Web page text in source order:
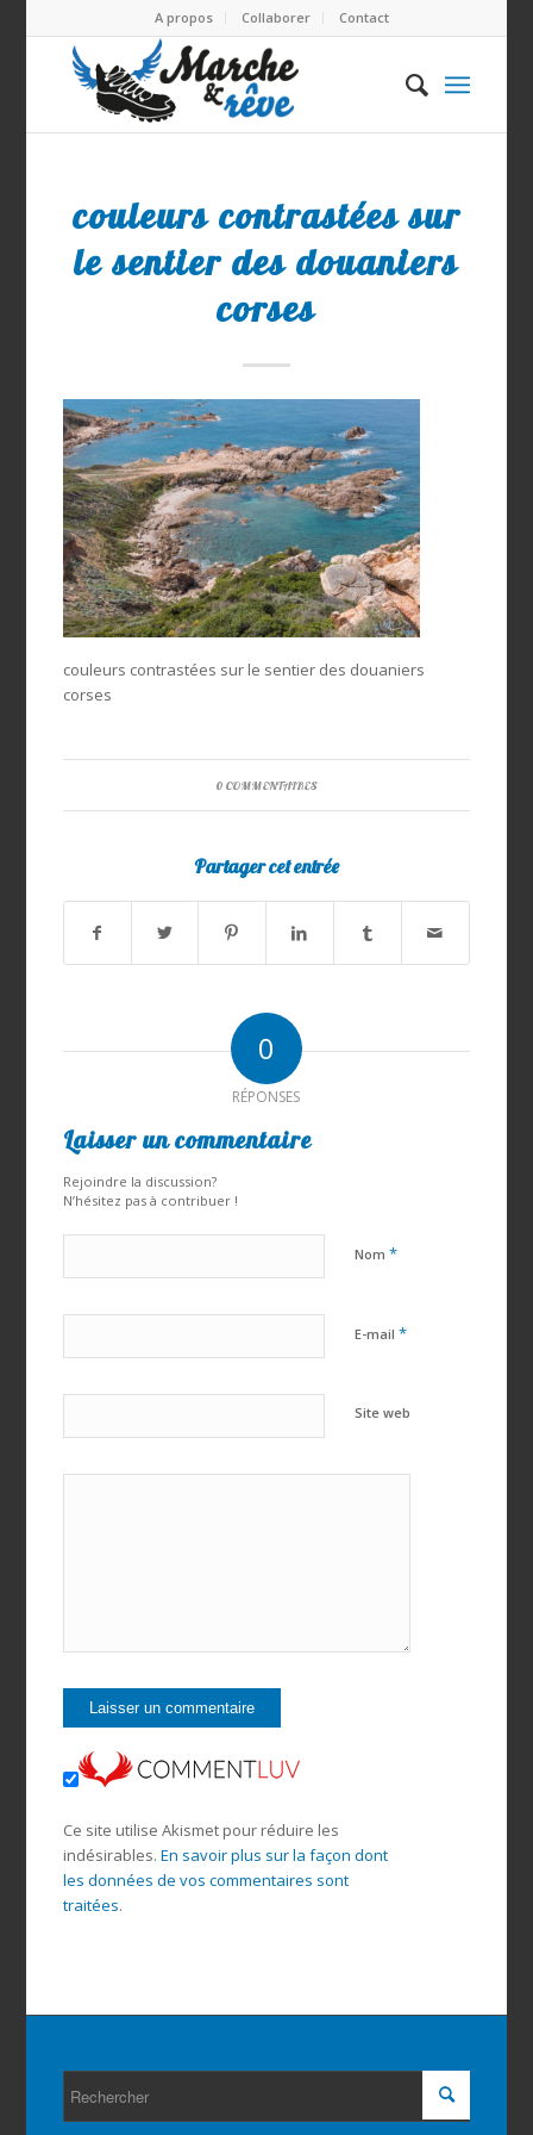
A propos Collaborer Contact
couleurs contrastées sur
le sentier des douaniers
corses
couleurs contrastées sur le sentier des douaniers
corses
0 COMMENTAIRES
Partager cet entrée
0
RÉPONSES
Laisser un commentaire
Rejoindre la discussion?
N’hésitez pas à contribuer !
Nom *
E-mail *
Site web
Ce site utilise Akismet pour réduire les
indésirables. En savoir plus sur la façon dont
les données de vos commentaires sont
traitées.